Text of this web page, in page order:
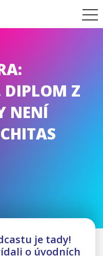
DIPLOM Z
NENÍ
je tady!
o úvodních